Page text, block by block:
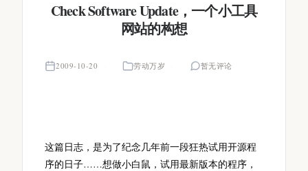
Check Software Update，一个小工具
网站的构想
2009-10-20 劳动万岁 暂无评论
这篇日志，是为了纪念几年前一段狂热试用开源程
序的日子……想做小白鼠，试用最新版本的程序，